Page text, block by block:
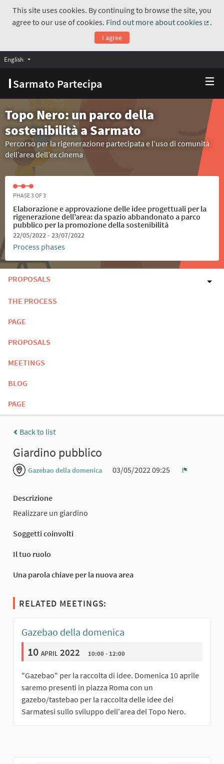
This site uses cookies. By continuing to browse the site, you
agree to our use of cookies. Find out more about cookies
.
I agree
Sarmato Partecipa
English Choose language
Topo Nero: un parco della
sostenibilità a Sarmato
Percorso per la rigenerazione partecipata e l’uso di comunità
dell’area dell’ex cinema
PHASE 3 OF 3
Elaborazione e approvazione delle idee progettuali per la
rigenerazione dell’area: da spazio abbandonato a parco
pubblico per la promozione della sostenibilità
22/05/2022 - 23/07/2022
Process phases
PROPOSALS
THE PROCESS
PAGE
PROPOSALS
MEETINGS
BLOG
PAGE
Back to list
Giardino pubblico
Gazebao della domenica
03/05/2022 09:25
Descrizione
Realizzare un giardino
Soggetti coinvolti
Il tuo ruolo
Una parola chiave per la nuova area
RELATED MEETINGS:
Gazebao della domenica
10 april 2022 10:00 - 12:00
"Gazebao" per la raccolta di idee. Domenica 10 aprile
saremo presenti in piazza Roma con un
gazebo/tastebao per la raccolta delle idee dei
Sarmatesi sullo sviluppo dell'area del Topo Nero.